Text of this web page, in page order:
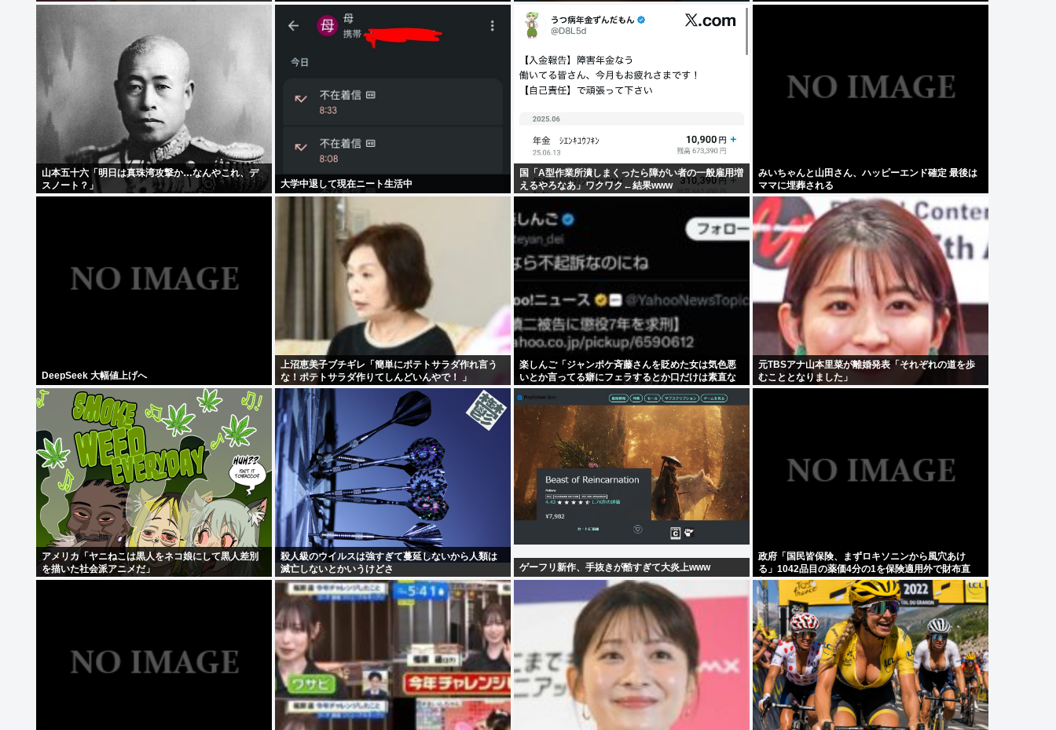
山本五十六「明日は真珠湾攻撃か…なんやこれ、デ
スノート？」
大学中退して現在ニート生活中
国「A型作業所潰しまくったら障がい者の一般雇用増
えるやろなあ」ワクワク←結果www
みいちゃんと山田さん、ハッピーエンド確定 最後は
ママに埋葬される
DeepSeek 大幅値上げへ
上沼恵美子ブチギレ「簡単にポテトサラダ作れ言う
な！ポテトサラダ作りてしんどいんやで！ 」
楽しんご「ジャンポケ斉藤さんを貶めた女は気色悪
いとか言ってる癖にフェラするとか口だけは素直な
んだな！週刊誌から金もらってるだろ」
元TBSアナ山本里菜が離婚発表「それぞれの道を歩
むこととなりました」
アメリカ「ヤニねこは黒人をネコ娘にして黒人差別
を描いた社会派アニメだ」
殺人級のウイルスは強すぎて蔓延しないから人類は
滅亡しないとかいうけどさ
ゲーフリ新作、手抜きが酷すぎて大炎上www
政府「国民皆保険、まずロキソニンから風穴あけ
る」1042品目の薬価4分の1を保険適用外で財布直
撃、2027年3月開始